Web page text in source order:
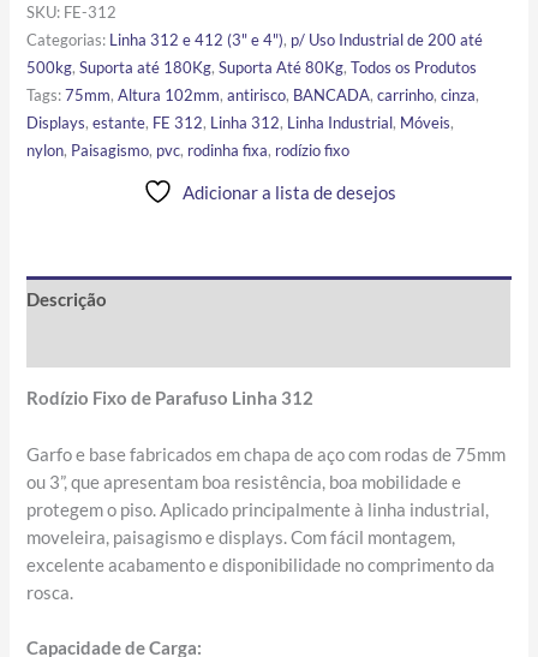
SKU: FE-312
Categorias: Linha 312 e 412 (3" e 4"), p/ Uso Industrial de 200 até
500kg,Suporta até 180Kg,Suporta Até 80Kg,Todos os Produtos
Tags:75mm,Altura 102mm,antirisco, BANCADA,carrinho,cinza,
Displays,estante, FE 312, Linha 312, Linha Industrial, Móveis,
nylon, Paisagismo, pvc, rodinha fixa, rodízio fixo
Adicionar a lista de desejos
Descrição
Rodízio Fixo de Parafuso Linha 312
Garfo e base fabricados em chapa de aço com rodas de 75mm
ou 3”, que apresentam boa resistência, boa mobilidade e
protegem o piso. Aplicado principalmente à linha industrial,
moveleira, paisagismo e displays. Com fácil montagem,
excelente acabamento e disponibilidade no comprimento da
rosca.
Capacidade de Carga: